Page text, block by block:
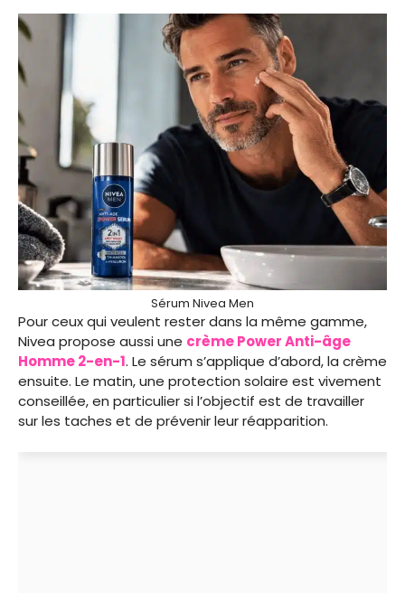
Sérum Nivea Men
Pour ceux qui veulent rester dans la même gamme,
Nivea propose aussi une crème Power Anti-âge
Homme 2-en-1. Le sérum s’applique d’abord, la crème
ensuite. Le matin, une protection solaire est vivement
conseillée, en particulier si l’objectif est de travailler
sur les taches et de prévenir leur réapparition.